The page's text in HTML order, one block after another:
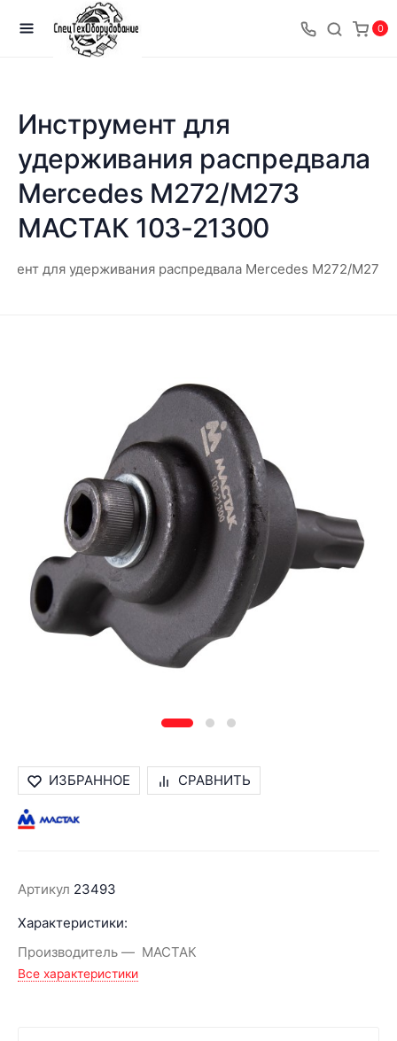
0
Инструмент для
удерживания распредвала
Mercedes M272/M273
МАСТАК 103-21300
для удерживания распредвала Mercedes M272/
ИЗБРАННОЕ СРАВНИТЬ
Артикул 23493
Характеристики:
Производитель
МАСТАК
Все характеристики